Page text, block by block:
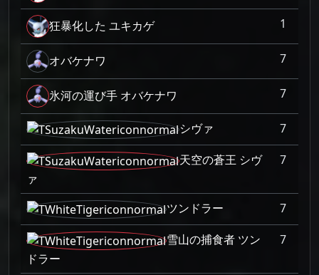
狂暴化した ユキカゲ 1
オバケナワ 7
氷河の運び手 オバケナワ 7
シヴァ
7
天空の蒼王 シヴ
ァ
7
ツンドラー
7
雪山の捕食者 ツン
ドラー
7